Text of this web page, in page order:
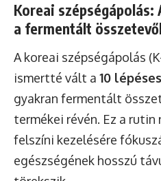
Koreai szépségápolás:
a fermentált
A koreai szépségápolás
ismertté vált a 10
gyakran fermentált
termékei révén. Ez a rutin
felszíni kezelésére
egészségének hosszú